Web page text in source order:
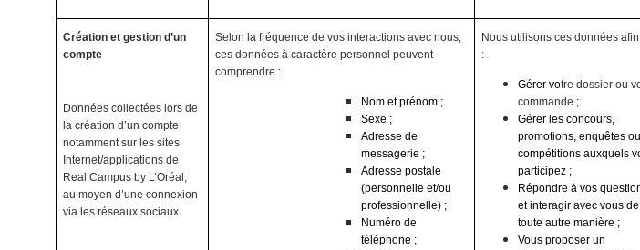
Création et gestion d’un
compte
Données collectées lors de
la création d’un compte
notamment sur les sites
Internet/applications de
Real Campus by L’Oréal,
au moyen d’une connexion
via les réseaux sociaux
Selon la fréquence de vos interactions avec nous,
ces données à caractère personnel peuvent
comprendre :
Nom et prénom ;
Sexe ;
Adresse de
messagerie ;
Adresse postale
(personnelle et/ou
professionnelle) ;
Numéro de
téléphone ;
Nous utilisons ces données
:
Gérer votre dossier ou
commande ;
Gérer les concours,
promotions, enquêtes ou
compétitions auxquels
participez ;
Répondre à vos
et interagir avec vous de
toute autre manière ;
Vous proposer un